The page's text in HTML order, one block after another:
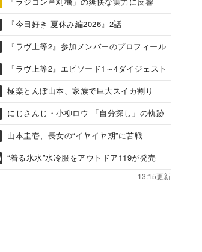
『今日好き 夏休み編2026』2話
『ラヴ上等2』参加メンバーのプロフィール
『ラヴ上等2』エピソード1～4ダイジェスト
極楽とんぼ山本、家族で巨大スイカ割り
にじさんじ・小柳ロウ 「自分探し」の軌跡
山本圭壱、長女の“イヤイヤ期”に苦戦
“着る氷水”水冷服をアウトドア119が発売
13:15更新